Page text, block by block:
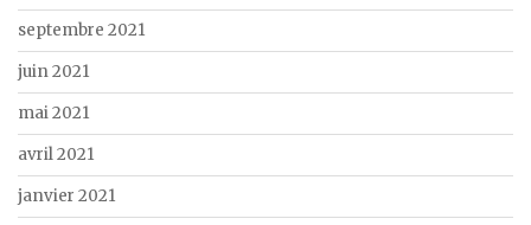
septembre 2021
juin 2021
mai 2021
avril 2021
janvier 2021